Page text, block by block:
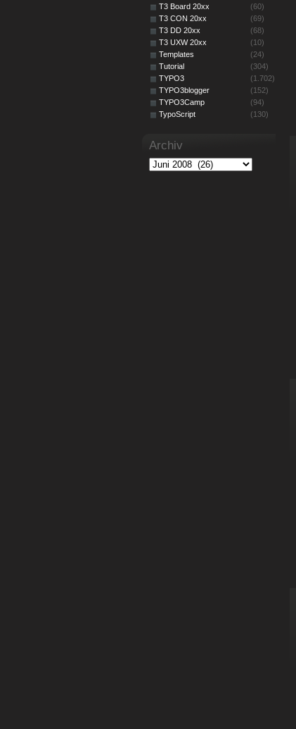
T3 Board 20xx
(60)
T3 CON 20xx
(69)
T3 DD 20xx
(68)
T3 UXW 20xx
(10)
Templates
(24)
Tutorial
(304)
TYPO3
(1.702)
TYPO3blogger
(152)
TYPO3Camp
(94)
TypoScript
(130)
Archiv